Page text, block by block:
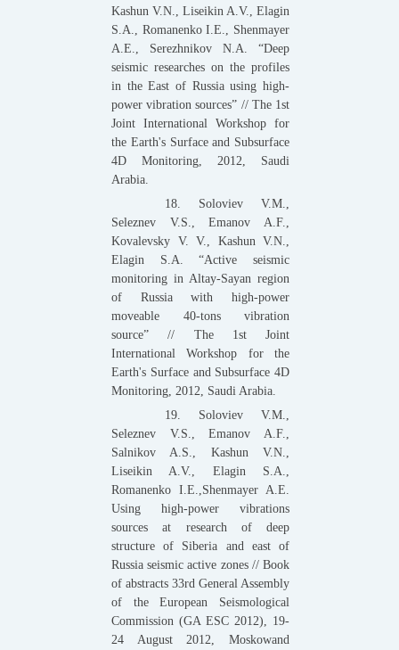
Kashun V.N., Liseikin A.V., Elagin
S.A., Romanenko I.E., Shenmayer
A.E., Serezhnikov N.A. “Deep
seismic researches on the profiles
in the East of Russia using high-
power vibration sources” // The 1st
Joint International Workshop for
the Earth's Surface and Subsurface
4D Monitoring, 2012, Saudi
Arabia.
18. Soloviev V.M.,
Seleznev V.S., Emanov A.F.,
Kovalevsky V. V., Kashun V.N.,
Elagin S.A. “Active seismic
monitoring in Altay-Sayan region
of Russia with high-power
moveable 40-tons vibration
source” // The 1st Joint
International Workshop for the
Earth's Surface and Subsurface 4D
Monitoring, 2012, Saudi Arabia.
19. Soloviev V.M.,
Seleznev V.S., Emanov A.F.,
Salnikov A.S., Kashun V.N.,
Liseikin A.V., Elagin S.A.,
Romanenko I.E.,Shenmayer A.E.
Using high-power vibrations
sources at research of deep
structure of Siberia and east of
Russia seismic active zones // Book
of abstracts 33rd General Assembly
of the European Seismological
Commission (GA ESC 2012), 19-
24 August 2012, Moskowand